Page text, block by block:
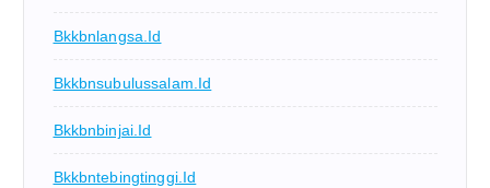
Bkkbnlangsa.id
Bkkbnsubulussalam.id
Bkkbnbinjai.id
Bkkbntebingtinggi.id